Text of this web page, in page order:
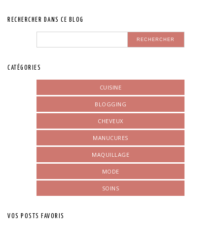
RECHERCHER DANS CE BLOG
CATÉGORIES
CUISINE
BLOGGING
CHEVEUX
MANUCURES
MAQUILLAGE
MODE
SOINS
VOS POSTS FAVORIS